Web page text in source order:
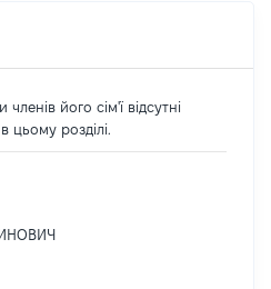
його сім'ї відсутні
цьому розділі.